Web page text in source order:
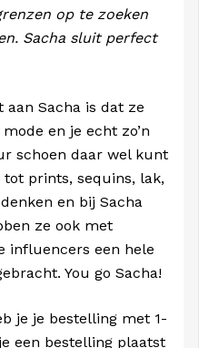
op te zoeken
Sacha sluit perfect
aan Sacha is dat ze
en je echt zo’n
schoen daar wel kunt
tot prints, sequins, lak,
en bij Sacha
ze ook met
influencers een hele
You go Sacha!
je je bestelling met 1-
een bestelling plaatst